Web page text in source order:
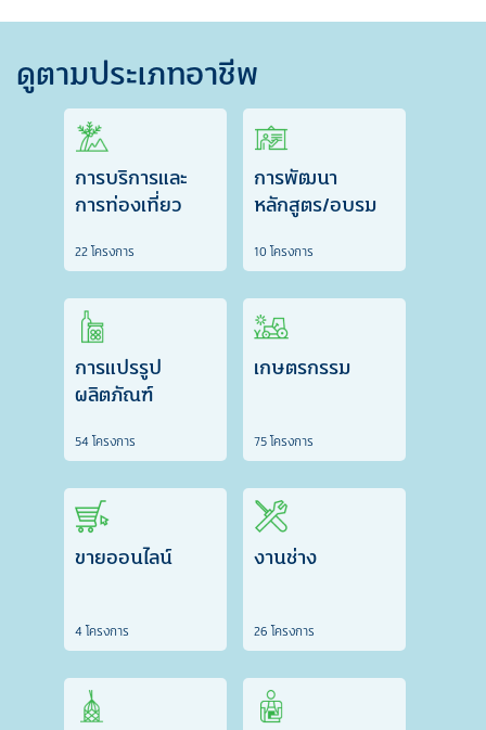
ดูตามประเภทอาชีพ
การบริการและ
การท่องเที่ยว
22 โครงการ
การพัฒนา
หลักสูตร/อบรม
10 โครงการ
การแปรรูป
ผลิตภัณฑ์
54 โครงการ
เกษตรกรรม
75 โครงการ
ขายออนไลน์
4 โครงการ
งานช่าง
26 โครงการ